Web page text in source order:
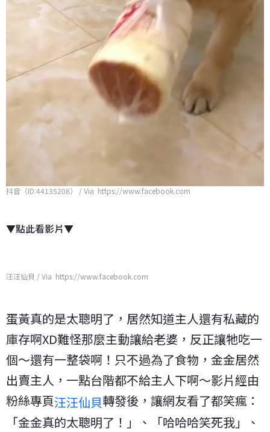
抖音（ID:44135208） / Via https://www.facebook.com
▼點此看影片▼
汪汪仙貝 / Via https://www.facebook.com
蛋黃真的是太聰明了，居然知道主人還有私藏的
庫存啊XD難怪那麼主動讓給老婆，反正讓牠吃一
個～還有一整袋啊！只不過為了食物，金金居然
出賣主人，一點台階都不給主人下啊～影片經由
粉絲專頁汪汪仙貝轉發後，讓網友看了都笑瘋：
「金金真的太聰明了！」、「哈哈哈笑死我」、